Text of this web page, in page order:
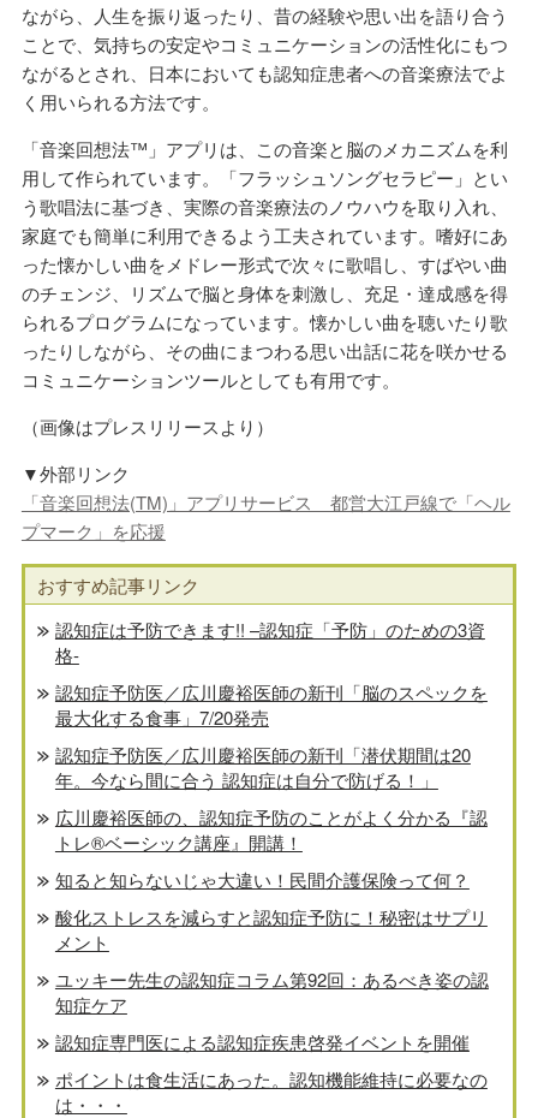
ながら、人生を振り返ったり、昔の経験や思い出を語り合う
ことで、気持ちの安定やコミュニケーションの活性化にもつ
ながるとされ、日本においても認知症患者への音楽療法でよ
く用いられる方法です。
「音楽回想法™」アプリは、この音楽と脳のメカニズムを利
用して作られています。「フラッシュソングセラピー」とい
う歌唱法に基づき、実際の音楽療法のノウハウを取り入れ、
家庭でも簡単に利用できるよう工夫されています。嗜好にあ
った懐かしい曲をメドレー形式で次々に歌唱し、すばやい曲
のチェンジ、リズムで脳と身体を刺激し、充足・達成感を得
られるプログラムになっています。懐かしい曲を聴いたり歌
ったりしながら、その曲にまつわる思い出話に花を咲かせる
コミュニケーションツールとしても有用です。
（画像はプレスリリースより）
▼外部リンク
「音楽回想法(TM)」アプリサービス 都営大江戸線で「ヘル
プマーク」を応援
おすすめ記事リンク
認知症は予防できます!! –認知症「予防」のための3資
格-
認知症予防医／広川慶裕医師の新刊「脳のスペックを
最大化する食事」7/20発売
認知症予防医／広川慶裕医師の新刊「潜伏期間は20
年。今なら間に合う 認知症は自分で防げる！」
広川慶裕医師の、認知症予防のことがよく分かる『認
トレ®️ベーシック講座』開講！
知ると知らないじゃ大違い！民間介護保険って何？
酸化ストレスを減らすと認知症予防に！秘密はサプリ
メント
ユッキー先生の認知症コラム第92回：あるべき姿の認
知症ケア
認知症専門医による認知症疾患啓発イベントを開催
ポイントは食生活にあった。認知機能維持に必要なの
は・・・